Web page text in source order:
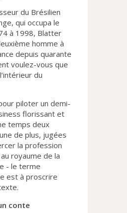
du Brésilien
qui occupa le
à 1998, Blatter
homme à
depuis quarante
voulez-vous que
du
piloter un demi-
florissant et
temps deux
de plus, jugées
la profession
royaume de la
- le terme
est à proscrire
conte